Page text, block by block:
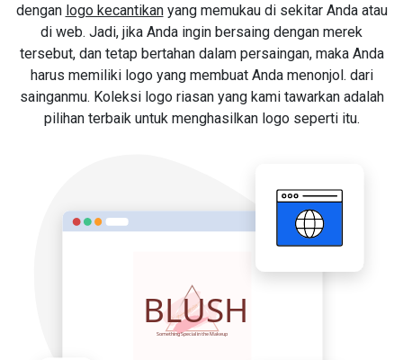
dengan logo kecantikanyang memukau di sekitar Anda atau
di web. Jadi, jika Anda ingin bersaing dengan merek
tersebut, dan tetap bertahan dalam persaingan, maka Anda
harus memiliki logo yang membuat Anda menonjol. dari
sainganmu. Koleksi logo riasan yang kami tawarkan adalah
pilihan terbaik untuk menghasilkan logo seperti itu.